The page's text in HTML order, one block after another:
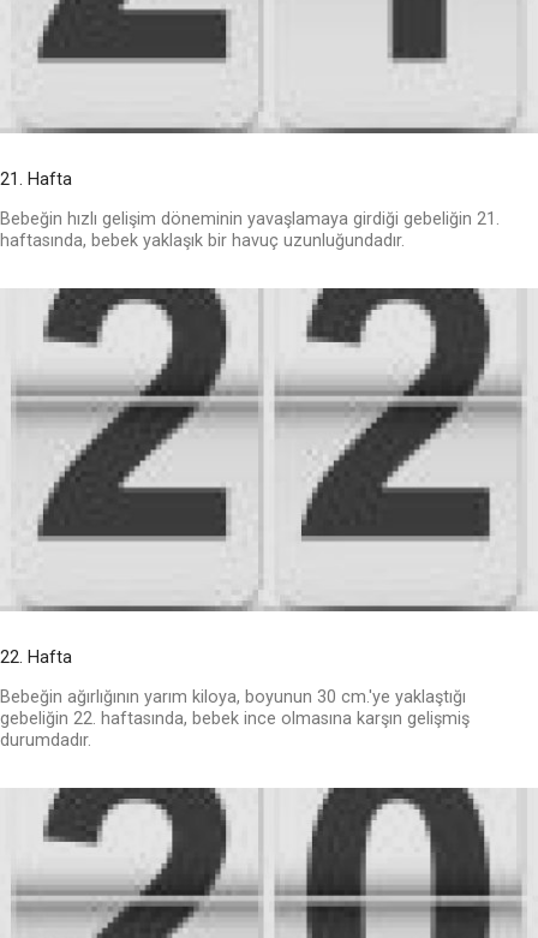
21. Hafta
Bebeğin hızlı gelişim döneminin yavaşlamaya girdiği gebeliğin 21.
haftasında, bebek yaklaşık bir havuç uzunluğundadır.
22. Hafta
Bebeğin ağırlığının yarım kiloya, boyunun 30 cm.'ye yaklaştığı
gebeliğin 22. haftasında, bebek ince olmasına karşın gelişmiş
durumdadır.